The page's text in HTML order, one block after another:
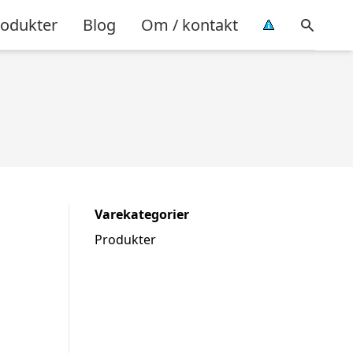
Blog Om / kontakt
Varekategorier
Produkter